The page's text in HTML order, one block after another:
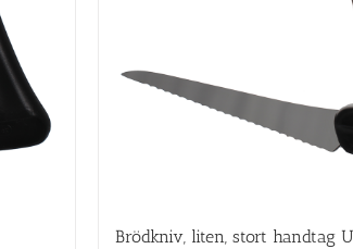
Brödkniv, liten, stort handtag